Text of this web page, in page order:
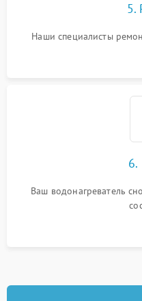
5.
Наши специалисты
6.
Ваш водонагреватель